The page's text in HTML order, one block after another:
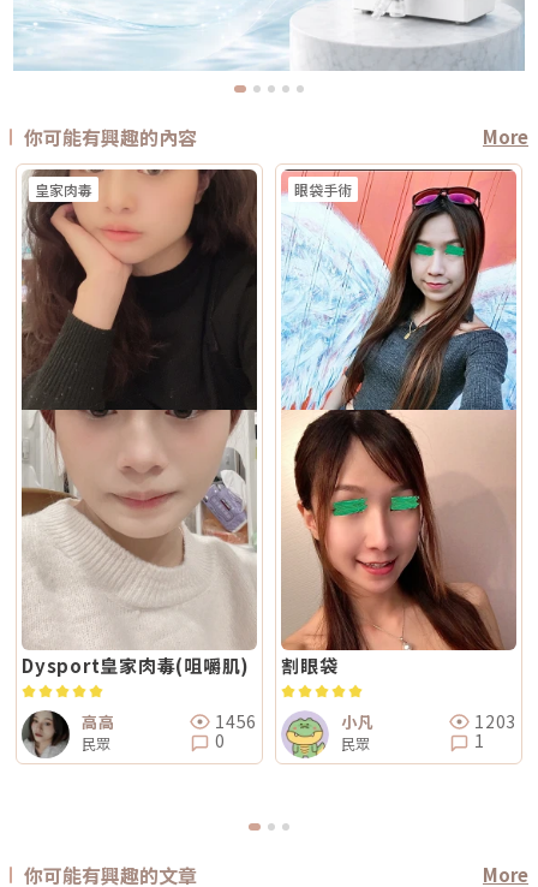
你可能有興趣的內容 More
皇家肉毒
Dysport皇家肉毒(咀嚼肌)
高高
民眾
1456
0
眼袋手術
割眼袋
小凡
民眾
1203
1
你可能有興趣的文章 More